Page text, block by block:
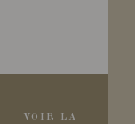
VOIR LA